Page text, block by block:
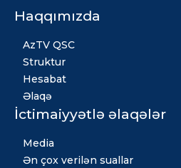
Haqqımızda
AzTV QSC
Struktur
Hesabat
Əlaqə
İctimaiyyətlə əlaqələr
Media
Ən çox verilən suallar